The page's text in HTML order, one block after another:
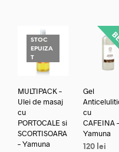
STOC
EPUIZA
T
MULTIPACK –
Ulei de masaj
cu
PORTOCALE si
SCORTISOARA
– Yamuna
Gel
cu
CAFEINA –
Yamuna
120 lei